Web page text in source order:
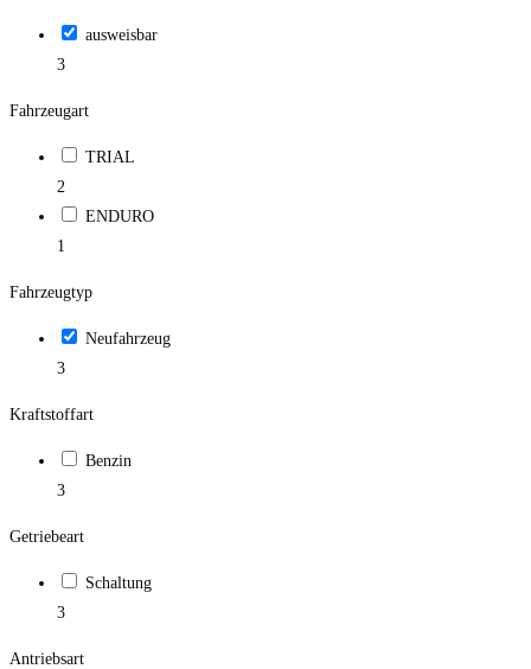
ausweisbar
3
Fahrzeugart
TRIAL
2
ENDURO
1
Fahrzeugtyp
Neufahrzeug
3
Kraftstoffart
Benzin
3
Getriebeart
Schaltung
3
Antriebsart